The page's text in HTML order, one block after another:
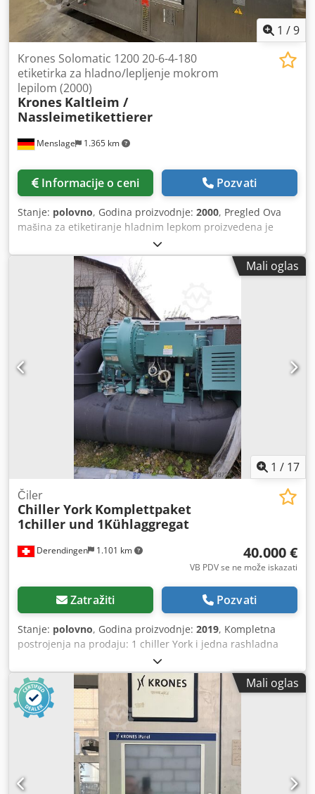
1 /9
Menslage 1.365 km
Krones Solomatic 1200 20-6-4-180
etiketirka za hladno/lepljenje mokrom
lepilom (2000)
Krones Kaltleim /
Nassleimetikettierer
Informacije o ceni Pozvati
Stanje: polovno, Godina proizvodnje: 2000, Pregled Ova
mašina za etiketiranje hladnim lepkom proizvedena je
2000. godine od strane kompanije Krones. Mašina je
namenjena za nanošenje etiketa sa hladnim lepkom na
boce. Opremljena je sa tri etiketir agaregata (prednja,
zadnja i etiketa za vrat/zaptivanje) i koristi rotacioni sto sa
20 glava, što je čini pogodnom za proizvodne linije pića sa
srednjom brzinom rada. Postrojenje poseduje integrisani
Krones Checkmat inspekcioni sistem za kontrolu kvaliteta i
prilagođeno je za 11 formata boca (0,5 – 1,0 l). Održavanje
je vršeno prema potrebi. Csdsy Azv Sspfx Al Djrf Tehnički
podaci - Kapacitet: do približno 15.000 boca na sat -
Formati: 0,5 l – 1,0 l, 11 formata - Upotreba: etiketiranje
boca hladnim lepkom - Konfiguracija: rotacioni sto sa 20
glava, 3 etiketir agregata - Pozicije etiketa: prednja, zadnja,
vratna/poklopna etiketa - Oprema: standardna kontrola
kompanije Krones - Uključeno: 3 pumpe za lepak za sistem
hladnog lepka, inspekcioni sistem (Krones Checkmat),
formatne delove, dokumentaciju
Mali oglas
1 / 17
Derendingen 1.101 km
Čiler
Chiller York Komplettpaket
1chiller und 1Kühlaggregat
40.000 €
VB PDV se ne može iskazati
Zatražiti Pozvati
Stanje: polovno, Godina proizvodnje: 2019, Kompletna
postrojenja na prodaju: 1 chiller York i jedna rashladna
jedinica Jäggi. Credpfxev Npgmo Al Djf
Mali oglas